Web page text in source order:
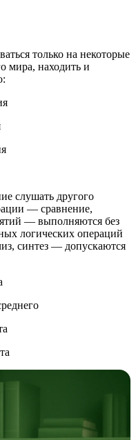
только на некоторые
мира, находить и
слушать другого
— сравнение,
— выполняются без
логических операций
синтез — допускаются